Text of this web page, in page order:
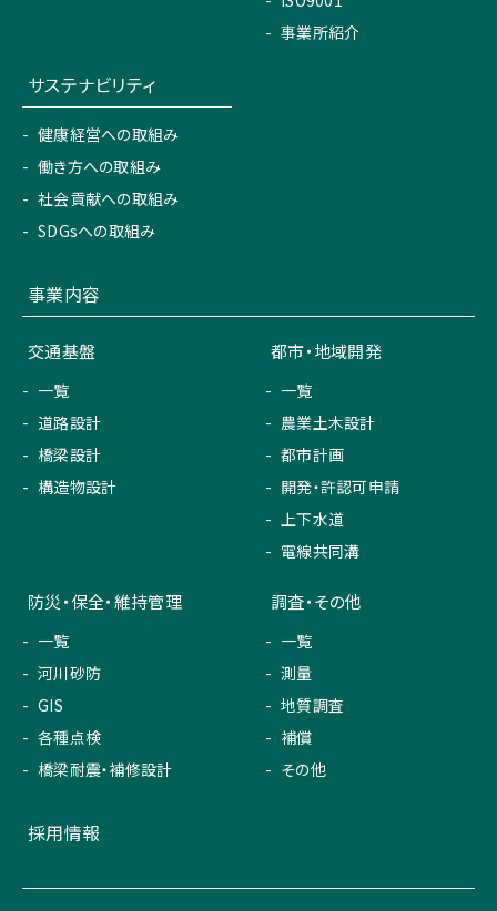
事業所紹介
サステナビリティ
健康経営への取組み
働き方への取組み
社会貢献への取組み
SDGsへの取組み
事業内容
交通基盤
一覧
道路設計
橋梁設計
構造物設計
都市・地域開発
一覧
農業土木設計
都市計画
開発・許認可申請
上下水道
電線共同溝
防災・保全・維持管理
一覧
河川砂防
GIS
各種点検
橋梁耐震・補修設計
調査・その他
一覧
測量
地質調査
補償
その他
採用情報